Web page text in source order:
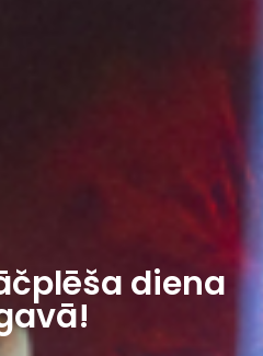
diena